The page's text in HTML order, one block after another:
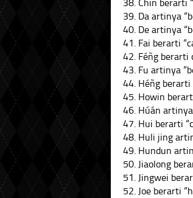
38. Chin berarti
39. Da artinya
40. De artinya
41. Fai berarti
42. Féñg berarti
43. Fu artinya
44. Héñg berarti
45. Howin
46. Húán
47. Hui berarti
48. Huli jing
49. Hundun
50. Jiaolong
51. Jingwei
52. Joe berarti